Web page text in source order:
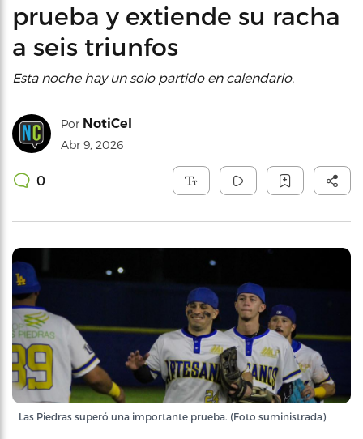
prueba y extiende su racha
a seis triunfos
Esta noche hay un solo partido en calendario.
Por NotiCel
Abr 9, 2026
0
Las Piedras superó una importante prueba. (Foto suministrada)